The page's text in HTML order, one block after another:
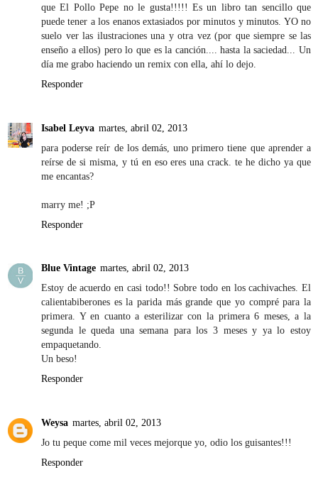
que El Pollo Pepe no le gusta!!!!! Es un libro tan sencillo que
puede tener a los enanos extasiados por minutos y minutos. YO no
suelo ver las ilustraciones una y otra vez (por que siempre se las
enseño a ellos) pero lo que es la canción.... hasta la saciedad... Un
día me grabo haciendo un remix con ella, ahí lo dejo.
Responder
Isabel Leyva martes, abril 02, 2013
para poderse reír de los demás, uno primero tiene que aprender a
reírse de si misma, y tú en eso eres una crack. te he dicho ya que
me encantas?
marry me! ;P
Responder
Blue Vintage martes, abril 02, 2013
Estoy de acuerdo en casi todo!! Sobre todo en los cachivaches. El
calientabiberones es la parida más grande que yo compré para la
primera. Y en cuanto a esterilizar con la primera 6 meses, a la
segunda le queda una semana para los 3 meses y ya lo estoy
empaquetando.
Un beso!
Responder
Weysa martes, abril 02, 2013
Jo tu peque come mil veces mejorque yo, odio los guisantes!!!
Responder